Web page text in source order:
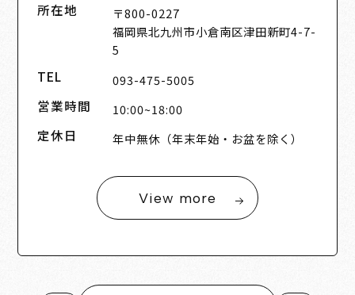
所在地
〒800-0227
福岡県北九州市小倉南区津田新町4-7-
5
TEL 093-475-5005
営業時間 10:00~18:00
定休日 年中無休（年末年始・お盆を除く）
View more